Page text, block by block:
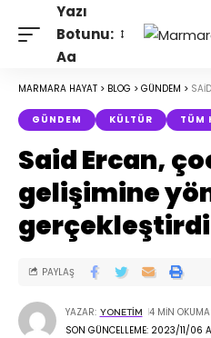
Yazı
Botunu:
Aa
MARMARA HAYAT > BLOG > GÜNDEM > SAID
GÜNDEM KÜLTÜR TÜM
Said Ercan,
gelişimine
gerçekleştirdi
SON GÜNCELLEME: 2023/11/06
YAZAR: YONETIM 4 MIN OKUMA
PAYLAŞ